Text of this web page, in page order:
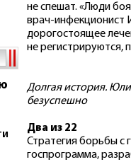
не спешат. «Люди
врач-
дорогостоящее
не регистрируются,
Долгая история.
безуспешно
Два из 22
Стратегия борьбы с
госпрограмма,